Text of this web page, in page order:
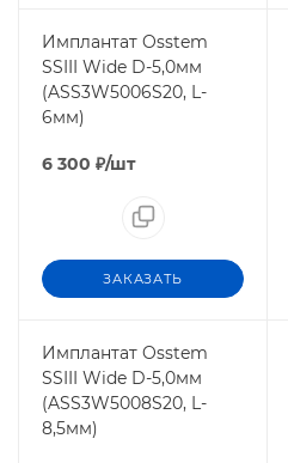
Имплантат Osstem
SSIII Wide D-5,0мм
(ASS3W5006S20, L-
6мм)
6 300 ₽/шт
ЗАКАЗАТЬ
Имплантат Osstem
SSIII Wide D-5,0мм
(ASS3W5008S20, L-
8,5мм)